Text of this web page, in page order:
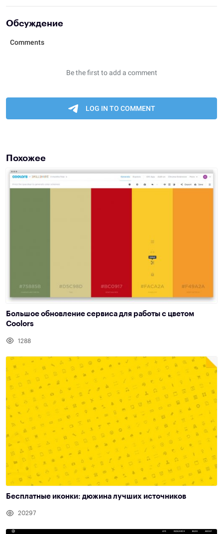
Обсуждение
Похожее
Большое обновление сервиса для работы с цветом
Coolors
1288
Бесплатные иконки: дюжина лучших источников
20297